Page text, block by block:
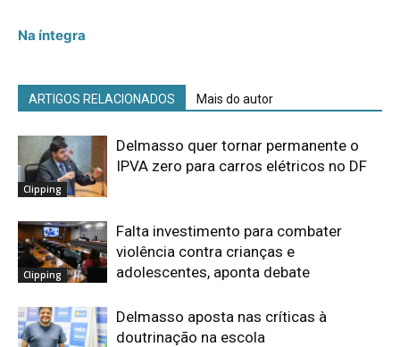
Na íntegra
ARTIGOS RELACIONADOS Mais do autor
Clipping
Delmasso quer tornar permanente o
IPVA zero para carros elétricos no DF
Clipping
Falta investimento para combater
violência contra crianças e
adolescentes, aponta debate
Delmasso aposta nas críticas à
doutrinação na escola